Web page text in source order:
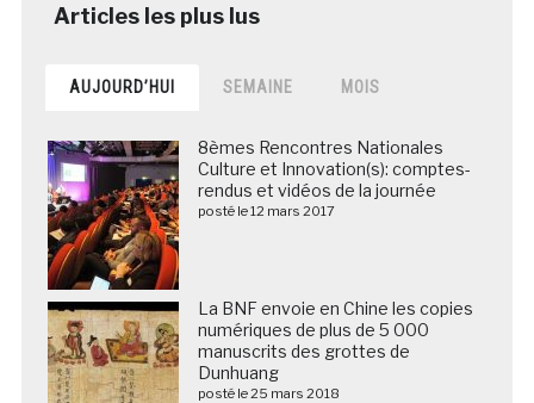
AUJOURD’HUI SEMAINE MOIS
8èmes Rencontres Nationales
Culture et Innovation(s): comptes-
rendus et vidéos de la journée
posté le 12 mars 2017
La BNF envoie en Chine les copies
numériques de plus de 5 000
manuscrits des grottes de
Dunhuang
posté le 25 mars 2018